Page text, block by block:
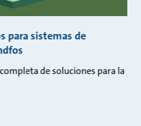
para sistemas de
de soluciones para la